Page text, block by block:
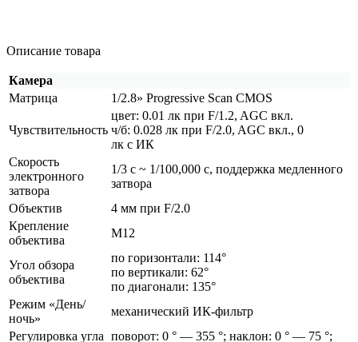
Описание товара
Камера
Матрица
1/2.8» Progressive Scan CMOS
Чувствительность
цвет: 0.01 лк при F/1.2, AGC вкл.
ч/б: 0.028 лк при F/2.0, AGC вкл., 0
лк с ИК
Скорость
электронного
затвора
1/3 с ~ 1/100,000 с, поддержка медленного
затвора
Объектив
4 мм при F/2.0
Крепление
объектива
M12
Угол обзора
объектива
по горизонтали: 114°
по вертикали: 62°
по диагонали: 135°
Режим «День/
ночь»
механический ИК-фильтр
Регулировка угла поворот: 0 ° — 355 °; наклон: 0 ° — 75 °;